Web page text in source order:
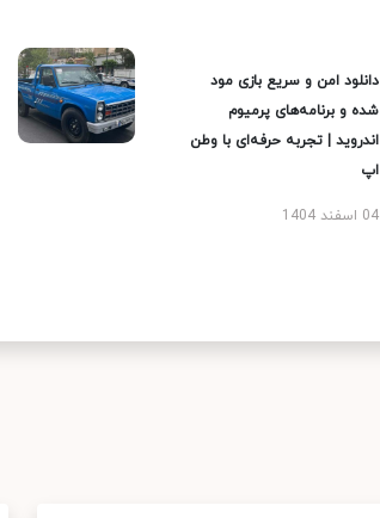
دانلود امن و سریع بازی مود
شده و برنامه‌های پرمیوم
اندروید | تجربه حرفه‌ای با وطن
اپ
04 اسفند 1404